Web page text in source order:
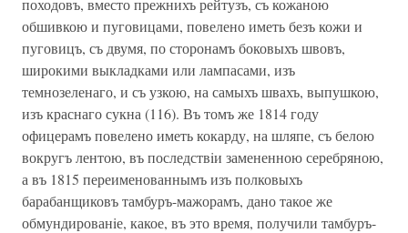
походовъ, вместо прежнихъ рейтузъ, съ кожаною
обшивкою и пуговицами, повелено иметь безъ кожи и
пуговицъ, съ двумя, по сторонамъ боковыхъ швовъ,
широкими выкладками или лампасами, изъ
темнозеленаго, и съ узкою, на самыхъ швахъ, выпушкою,
изъ краснаго сукна (116). Въ томъ же 1814 году
офицерамъ повелено иметь кокарду, на шляпе, съ белою
вокругъ лентою, въ последствiи замененною серебряною,
а въ 1815 переименованнымъ изъ полковыхъ
барабанщиковъ тамбуръ-мажорамъ, дано такое же
обмундированiе, какое, въ это время, получили тамбуръ-